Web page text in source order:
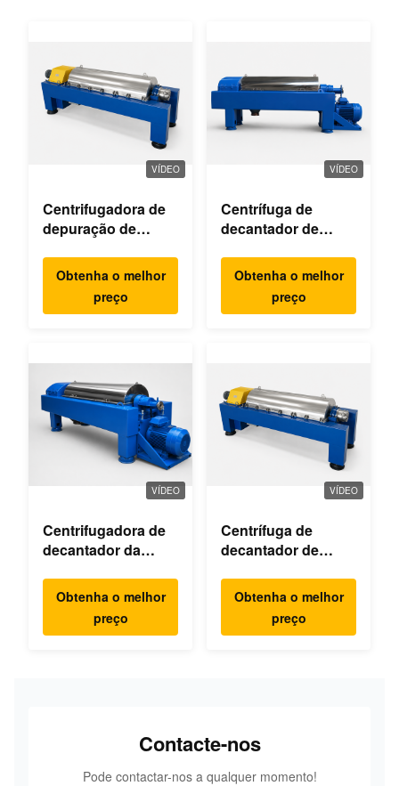
VÍDEO
Centrifugadora de
depuração de
Obtenha o melhor
preço
VÍDEO
Centrífuga de
decantador de
de palma
Obtenha o melhor
preço
VÍDEO
Centrifugadora de
decantador da
fina
Obtenha o melhor
preço
VÍDEO
Centrífuga de
decantador de
cálcio
Obtenha o melhor
preço
Contacte-nos
Pode contactar-nos a qualquer momento!